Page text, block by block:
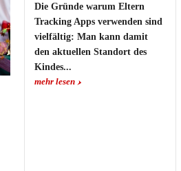
Die Gründe warum Eltern
Tracking Apps verwenden sind
vielfältig: Man kann damit
den aktuellen Standort des
Kindes...
mehr lesen